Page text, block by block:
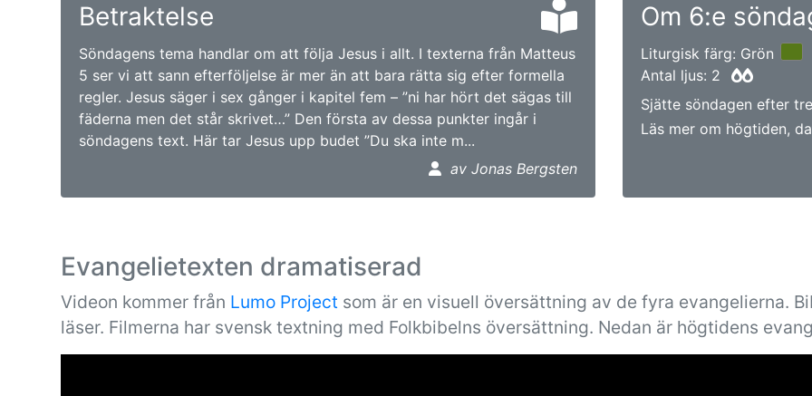
Betraktelse
Söndagens tema handlar om att följa Jesus i allt. I texterna från Matteus
5 ser vi att sann efterföljelse är mer än att bara rätta sig efter formella
regler. Jesus säger i sex gånger i kapitel fem – ”ni har hört det sägas till
fäderna men det står skrivet…” Den första av dessa punkter ingår i
söndagens text. Här tar Jesus upp budet ”Du ska inte m...
av Jonas Bergsten
Om 6:e
Liturgisk färg: Grön
Antal ljus: 2
Sjätte söndagen efter
Läs mer om högtiden,
Evangelietexten dramatiserad
Videon kommer från Lumo Project som är en visuell översättning av de fyra evangelierna.
läser. Filmerna har svensk textning med Folkbibelns översättning. Nedan är högtidens